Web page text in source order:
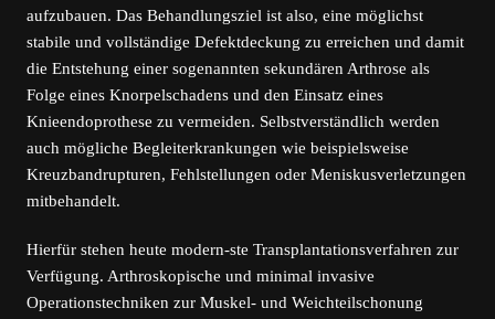
aufzubauen. Das Behandlungsziel ist also, eine möglichst
stabile und vollständige Defektdeckung zu erreichen und damit
die Entstehung einer sogenannten sekundären Arthrose als
Folge eines Knorpelschadens und den Einsatz eines
Knieendoprothese zu vermeiden. Selbstverständlich werden
auch mögliche Begleiterkrankungen wie beispielsweise
Kreuzbandrupturen, Fehlstellungen oder Meniskusverletzungen
mitbehandelt.
Hierfür stehen heute modern-ste Transplantationsverfahren zur
Verfügung. Arthroskopische und minimal invasive
Operationstechniken zur Muskel- und Weichteilschonung